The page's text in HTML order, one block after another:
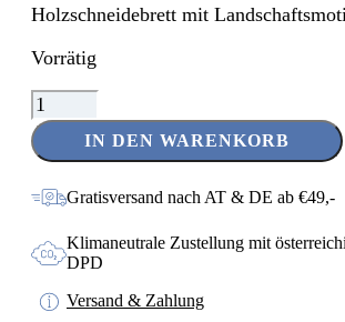
Holzschneidebrett mit
Vorrätig
Jausenbrett
–
Es
sind
die
Dinge
Menge
IN DEN WARENKORB
Gratisversand nach AT & DE ab €49,-
Klimaneutrale Zustellung mit
DPD
Versand & Zahlung